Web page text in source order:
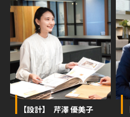
【設計】 芹澤 優美子